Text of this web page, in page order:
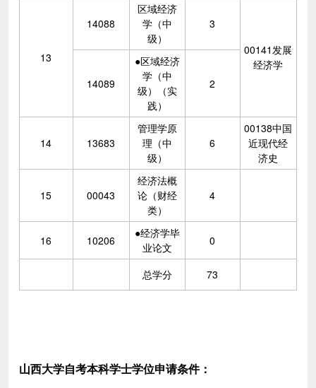
13
14088
区域经济
学（中
级）
3
00141发展
经济学
14089
●区域经济
学（中
级）（实
践）
2
14 13683
管理学原
理（中
级）
6
00138中国
近现代经
济史
15 00043
经济法概
论（财经
类）
4
16 10206
●经济学毕
业论文
0
总学分 73
山西大学自考本科学士学位申请条件：